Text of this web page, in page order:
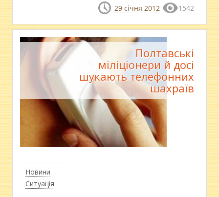
29 січня 2012 1542
Новини
Ситуація
Полтавські
міліціонери й досі
шукають телефонних
шахраїв